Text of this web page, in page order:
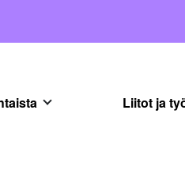
Liitot ja